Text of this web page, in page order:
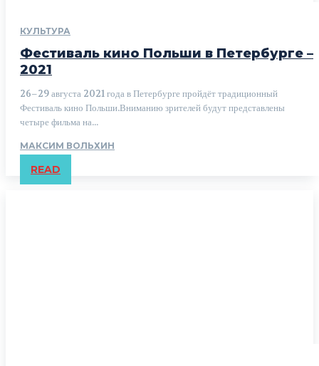
КУЛЬТУРА
Фестиваль кино Польши в Петербурге –
2021
26–29 августа 2021 года в Петербурге пройдёт традиционный
Фестиваль кино Польши.Вниманию зрителей будут представлены
четыре фильма на...
МАКСИМ ВОЛЬХИН
READ